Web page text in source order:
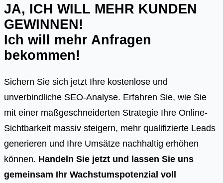
JA, ICH WILL MEHR KUNDEN
GEWINNEN!
Ich will mehr Anfragen
bekommen!
Sichern Sie sich jetzt Ihre kostenlose und
unverbindliche SEO-Analyse. Erfahren Sie, wie Sie
mit einer maßgeschneiderten Strategie Ihre Online-
Sichtbarkeit massiv steigern, mehr qualifizierte Leads
generieren und Ihre Umsätze nachhaltig erhöhen
können. Handeln Sie jetzt und lassen Sie uns
gemeinsam Ihr Wachstumspotenzial voll